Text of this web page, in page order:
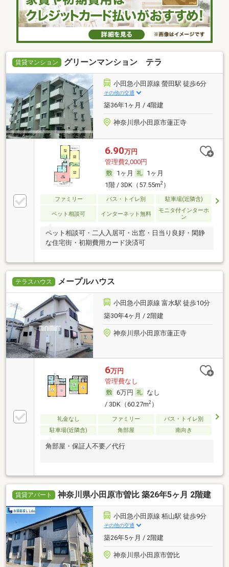
賃貸マンション グリーンマンション テラ
小田急小田原線 螢田駅 徒歩6分
その他の交通
築36年1ヶ月 / 4階建
神奈川県小田原市蓮正寺
6.90万円
管理費2,000円
1ヶ月
1ヶ月
1階 / 3DK（57.55m2）
ファミリー バス・トイレ別 駐車場(近隣含)
ペット相談可 インターネット無料
モニタ付インターホ
ン
ペット相談可・二人入居可・出窓・日当り良好・閑静
な住宅街・初期費用カード決済可
テラスハウス メープルハウス
小田急小田原線 富水駅 徒歩10分
築30年4ヶ月 / 2階建
神奈川県小田原市蓮正寺
6万円
管理費なし
6万円
なし
/ 3DK（60.27m2）
礼金なし ファミリー
バス・トイレ別
駐車場(近隣含)
角部屋 南向き
角部屋・保証人不要／代行
賃貸アパート 神奈川県小田原市曽比 築26年5ヶ月 2階建
小田急小田原線 栢山駅 徒歩9分
その他の交通
築26年5ヶ月 / 2階建
神奈川県小田原市曽比